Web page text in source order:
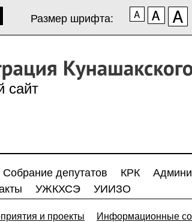
Размер шрифта:
сайт
Собрание депутатов КРК
УЖКХСЭ УИИЗО
и проекты Информационные